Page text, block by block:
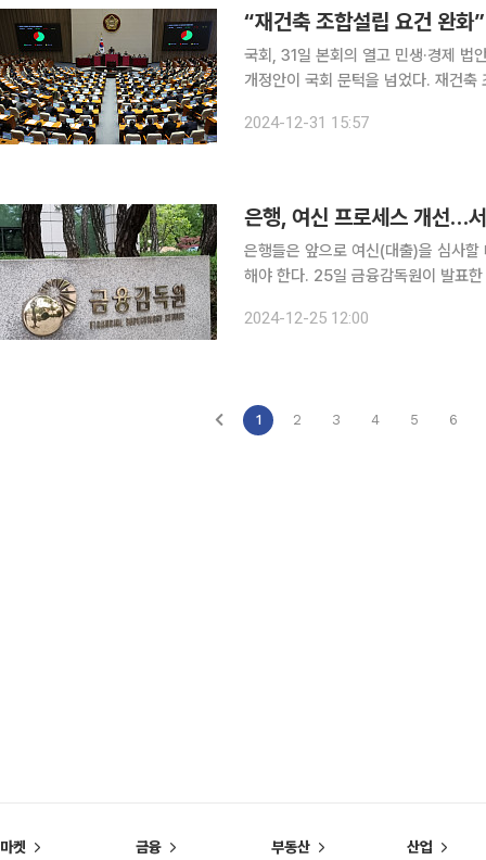
국회, 31일 본회의 열고 민생·경제 법안 처리 전세사기 피해자들을 구제하기 위한
개정안이 국회 문턱을 넘었다. 재건
임대주택에 관한 특별법) 개정안을
2024-12-31 15:57
은행, 여신 프로세스 개선…
은행들은 앞으로 여신(대출)을 심사
해야 한다. 25일 금융감독원이 발표한 '은행권 여신 프로세스 개선 TF 추진결과'에 따르면 올해 보
개선 △임대차계약의 실재성 확인 강
2024-12-25 12:00
1 2 3 4 5 6
마켓 금융 부동산 산업